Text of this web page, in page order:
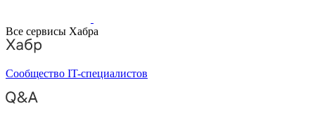
Все сервисы Хабра
Сообщество IT-специалистов